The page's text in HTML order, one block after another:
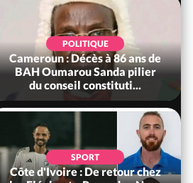
POLITIQUE
Cameroun : Décès à 86 ans de
BAH Oumarou Sanda pilier
du conseil constituti...
SPORT
Côte d'Ivoire : De retour chez